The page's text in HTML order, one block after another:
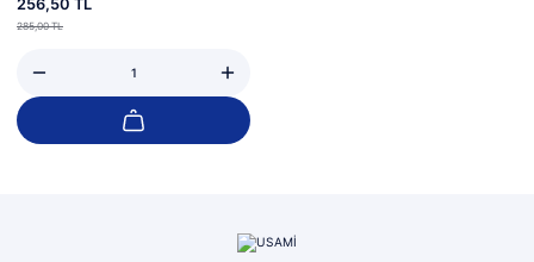
256,50 TL
285,00 TL